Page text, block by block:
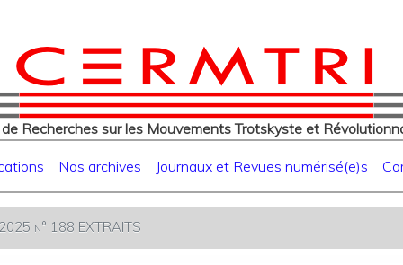
contenu
principal
Recherches sur les Mouvements Trotskyste et
Nos archives Journaux et Revues numérisé(e)s
n° 188 EXTRAITS